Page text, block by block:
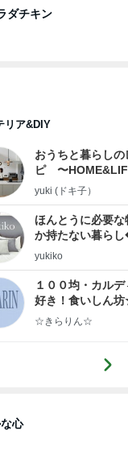
ダチキン
リア&DIY
おうちと暮らしの
ピ 〜
yuki (ドキ子）
ほんとうに必要な
か持たない暮ら
ep Life Simple◆
yukiko
１００均・カルデ
好き！食いしん
らりん☆のブログ
☆きらりん☆
心